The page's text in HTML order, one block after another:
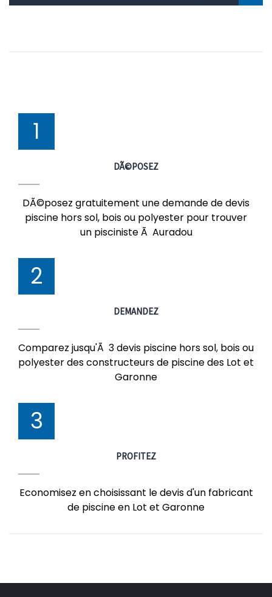
1
DÃ©POSEZ
DÃ©posez gratuitement une demande de devis
piscine hors sol, bois ou polyester pour trouver
un pisciniste Ã Auradou
2
DEMANDEZ
Comparez jusqu'Ã 3 devis piscine hors sol, bois ou
polyester des constructeurs de piscine des Lot et
Garonne
3
PROFITEZ
Economisez en choisissant le devis d'un fabricant
de piscine en Lot et Garonne